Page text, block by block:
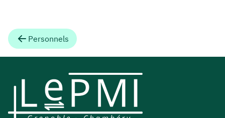
Personnels